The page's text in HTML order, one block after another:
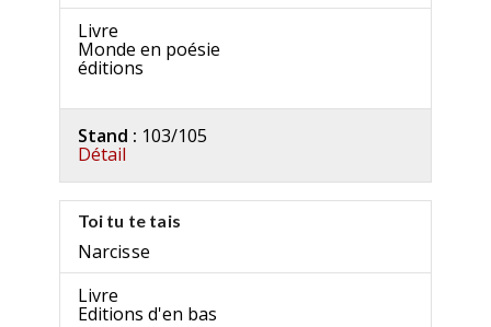
Livre
Monde en poésie
éditions
Stand : 103/105
Détail
Toi tu te tais
Narcisse
Livre
Editions d'en bas